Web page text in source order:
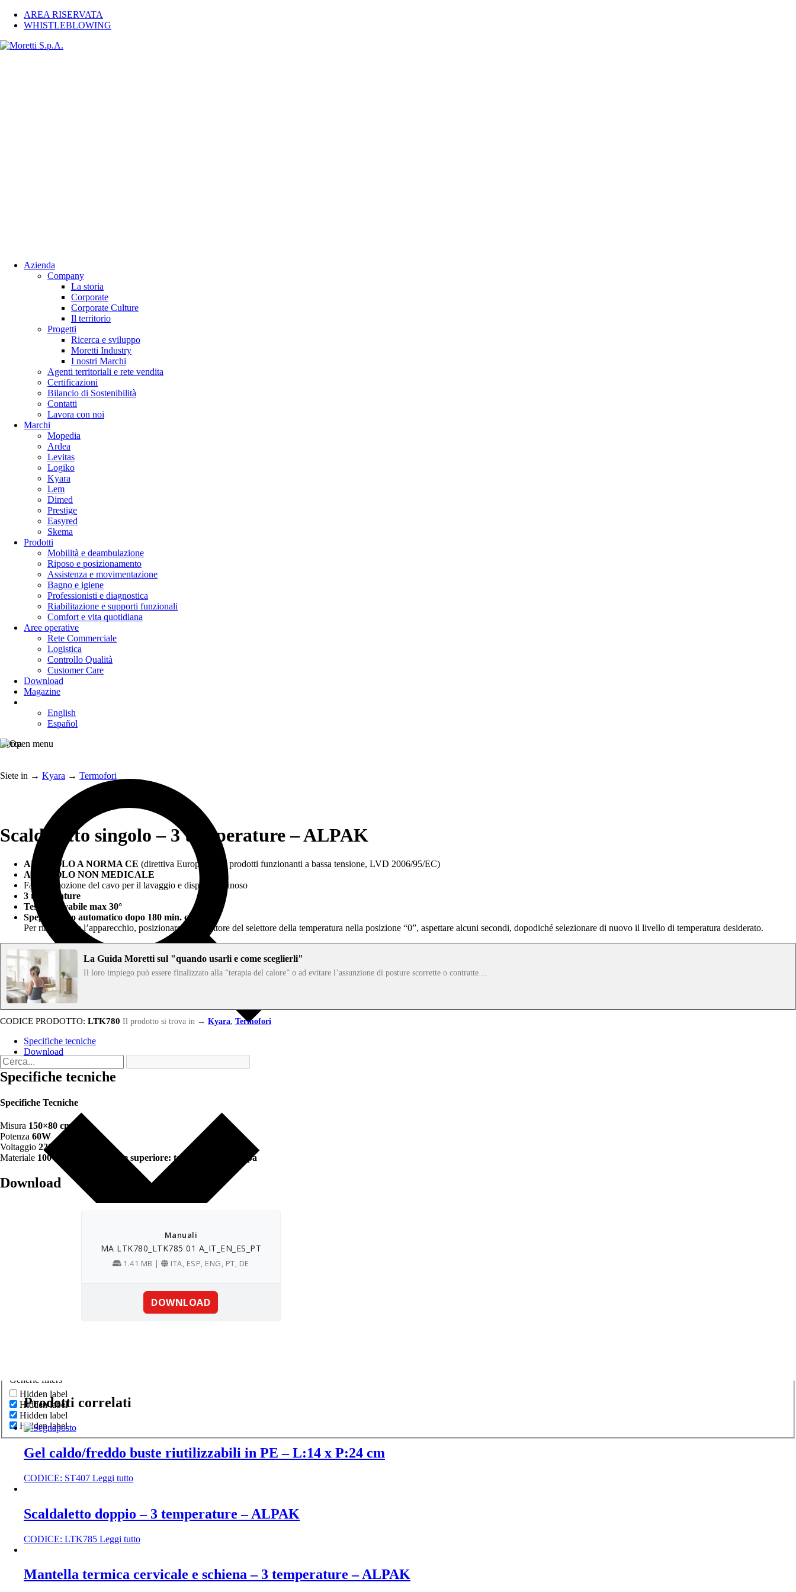
AREA RISERVATA
WHISTLEBLOWING
Azienda
Company
La storia
Corporate
Corporate Culture
Il territorio
Progetti
Ricerca e sviluppo
Moretti Industry
I nostri Marchi
Agenti territoriali e rete vendita
Certificazioni
Bilancio di Sostenibilità
Contatti
Lavora con noi
Marchi
Mopedia
Ardea
Levitas
Logiko
Kyara
Lem
Dimed
Prestige
Easyred
Skema
Prodotti
Mobilità e deambulazione
Riposo e posizionamento
Assistenza e movimentazione
Bagno e igiene
Professionisti e diagnostica
Riabilitazione e supporti funzionali
Comfort e vita quotidiana
Aree operative
Rete Commerciale
Logistica
Controllo Qualità
Customer Care
Download
Magazine
English
Español
Cerca
Generic filters
Hidden label
Hidden label
Hidden label
Hidden label
Siete in → Kyara → Termofori
Scaldaletto singolo – 3 temperature – ALPAK
ARTICOLO A NORMA CE (direttiva Europea per i prodotti funzionanti a bassa tensione, LVD 2006/95/EC)
ARTICOLO NON MEDICALE
Facile rimozione del cavo per il lavaggio e display luminoso
3 temperature
Tessuto lavabile max 30°
Spegnimento automatico dopo 180 min. circa
Per riaccendere l’apparecchio, posizionare l’interruttore del selettore della temperatura nella posizione “0”, aspettare alcuni secondi, dopodiché selezionare di nuovo il livello di temperatura desiderato.
La Guida Moretti sul "quando usarli e come sceglierli"
Il loro impiego può essere finalizzato alla “terapia del calore” o ad evitare l’assunzione di posture scorrette o contratte…
CODICE PRODOTTO: LTK780 Il prodotto si trova in → Kyara, Termofori
Specifiche tecniche
Download
Specifiche tecniche
Specifiche Tecniche
Misura 150×80 cm
Potenza 60W
Voltaggio 220-240V
Materiale 100% poliestere. Parte superiore: tessuto di pile sherpa
Download
Prodotti correlati
Gel caldo/freddo buste riutilizzabili in PE – L:14 x P:24 cm
CODICE: ST407 Leggi tutto
Scaldaletto doppio – 3 temperature – ALPAK
CODICE: LTK785 Leggi tutto
Mantella termica cervicale e schiena – 3 temperature – ALPAK